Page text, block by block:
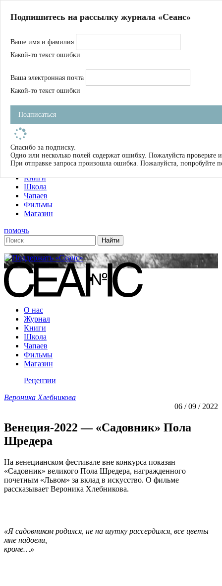
Магазин
Журнал
Школа
Устав
Фильмы
Имена
Тэги
О нас
Журнал
Книги
Школа
Чапаев
Фильмы
Магазин
помочь
О нас
Журнал
Книги
Школа
Чапаев
Фильмы
Магазин
Рецензии
Вероника Хлебникова
06 / 09 / 2022
Венеция-2022 — «Садовник» Пола
Шредера
На венецианском фестивале вне конкурса показан
«Садовник» великого Пола Шредера, награжденного
почетным «Львом» за вклад в искусство. О фильме
рассказывает Вероника Хлебникова.
«Я садовником родился, не на шутку рассердился, все цветы
мне надоели,
кроме…»
Подпишитесь на рассылку журнала «Сеанс»
Ваше имя и фамилия
Какой-то текст ошибки
Ваша электронная почта
Какой-то текст ошибки
Подписаться
Спасибо за подписку.
Одно или несколько полей содержат ошибку. Пожалуйста проверьте
При отправке запроса произошла ошибка. Пожалуйста, попробуйте